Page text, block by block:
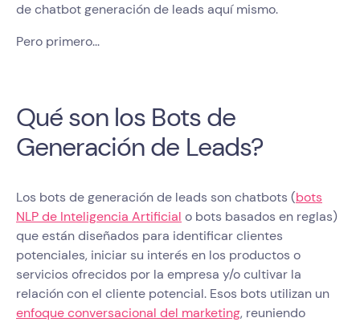
de chatbot generación de leads aquí mismo.
Pero primero...
Qué son los Bots de
Generación de Leads?
Los bots de generación de leads son chatbots (bots
NLP de Inteligencia Artificial o bots basados en reglas)
que están diseñados para identificar clientes
potenciales, iniciar su interés en los productos o
servicios ofrecidos por la empresa y/o cultivar la
relación con el cliente potencial. Esos bots utilizan un
enfoque conversacional del marketing, reuniendo